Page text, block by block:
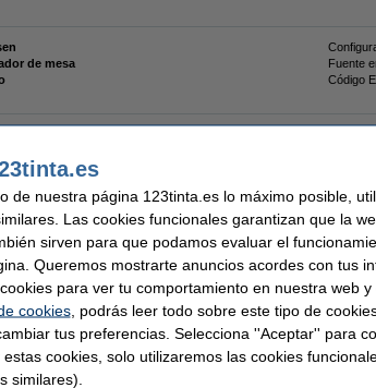
de mesa
Fuente
Código
Sobremesa Portátil | Pack 3 uds
de nuestra página 123tinta.es lo máximo posible,
Las cookies funcionales garantizan que la
sirven para que podamos evaluar el
Queremos mostrarte anuncios acordes con tus
para ver tu comportamiento en nuestra web y
cookies, podrás leer todo sobre este tipo de
tus preferencias. Selecciona ''Aceptar'' para
cookies, solo utilizaremos las cookies
similares).